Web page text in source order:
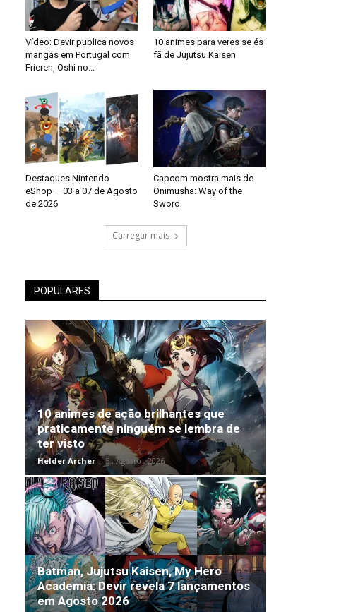
Vídeo: Devir publica novos
mangás em Portugal com
Frieren, Oshi no...
10 animes para veres se és
fã de Jujutsu Kaisen
Destaques Nintendo
eShop – 03 a 07 de Agosto
de 2026
Capcom mostra mais de
Onimusha: Way of the
Sword
Carregar mais
POPULARES
10 animes de ação brilhantes que
praticamente ninguém se lembra de
ter visto
Helder Archer - 5 , Agosto , 2026
Batman, Jujutsu Kaisen, My Hero
Academia: Devir revela 7 lançamentos
em Agosto 2026